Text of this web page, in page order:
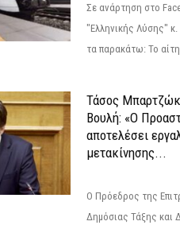
Σε ανάρτηση στο
"Ελληνικής Λύσης"
τα παρακάτω: Το
Τάσος
Βουλή: «Ο
αποτελέσει
μετακίνησης...
Ο Πρόεδρος της
Δημόσιας Τάξης και